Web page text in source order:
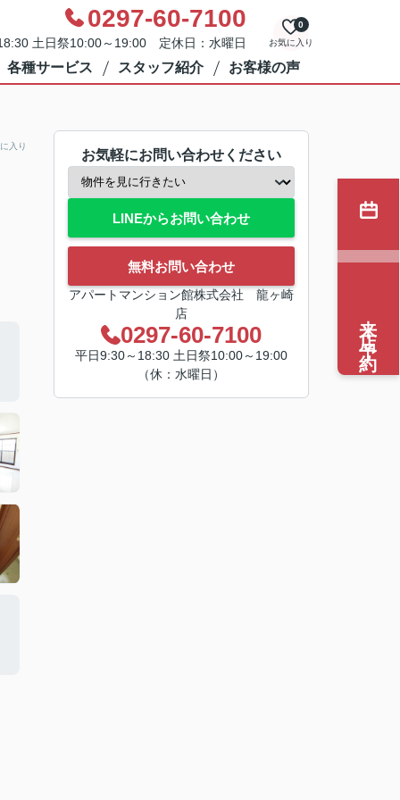
0297-60-7100
土日祭10:00～19:00 定休日：水曜日 お気に入り
0
各種サービス スタッフ紹介 お客様の声
入り
お気軽にお問い合わせください
LINEからお問い合わせ
無料お問い合わせ
アパートマンション館株式会社 龍ヶ崎
店
0297-60-7100
平日9:30～18:30 土日祭10:00～19:00
（休：水曜日）
来店予約